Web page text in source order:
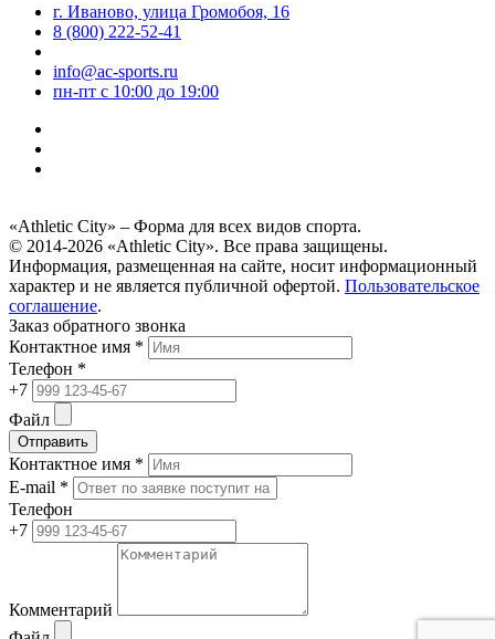
г. Иваново, улица Громобоя, 16
8 (800) 222-52-41
info@ac-sports.ru
пн-пт c 10:00 до 19:00
«Athletic City» – Форма для всех видов спорта.
© 2014-2026 «Athletic City». Все права защищены.
Информация, размещенная на сайте, носит информационный
характер и не является публичной офертой. Пользовательское
соглашение.
Заказ обратного звонка
Контактное имя *
Телефон *
+7
Файл
Отправить
Контактное имя *
E-mail *
Телефон
+7
Комментарий